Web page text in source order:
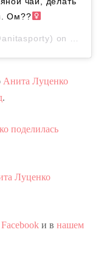
Ом??‍
on
Анита Луценко
.
поделилась
Луценко
и в нашем